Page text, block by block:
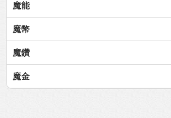
魔能
魔幣
魔鑽
魔金